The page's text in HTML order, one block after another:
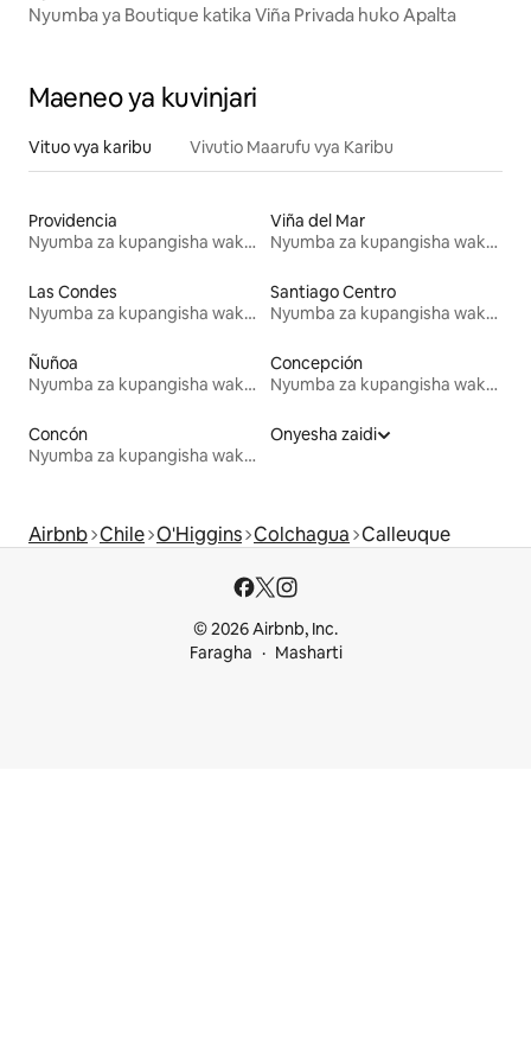
Nyumba ya Boutique katika Viña Privada huko Apalta
Maeneo ya kuvinjari
Vituo vya karibu Vivutio Maarufu vya Karibu
Providencia
Nyumba za kupangisha wakati wa likizo
Viña del Mar
Nyumba za kupangisha wakati wa likizo
Las Condes
Nyumba za kupangisha wakati wa likizo
Santiago Centro
Nyumba za kupangisha wakati wa likizo
Ñuñoa
Nyumba za kupangisha wakati wa likizo
Concepción
Nyumba za kupangisha wakati wa likizo
Concón
Nyumba za kupangisha wakati wa likizo
Onyesha zaidi
Airbnb Chile O'Higgins Colchagua Calleuque
© 2026 Airbnb, Inc.
Faragha
Masharti